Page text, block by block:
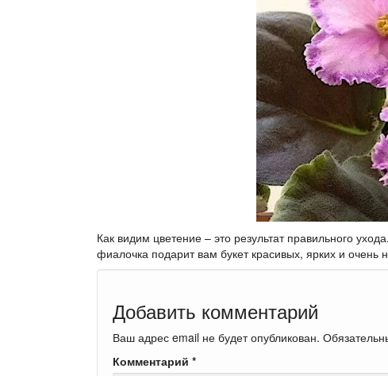
Как видим цветение – это результат правильного
фиалочка подарит вам букет красивых, ярких и очень
Добавить комментарий
Ваш адрес email не будет опубликован.
Комментарий *